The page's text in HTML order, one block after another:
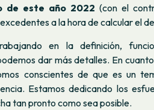
de este año 2022 (con el
a la hora de calcular el
en la definición,
dar más detalles. En
conscientes de que es un
Estamos dedicando los
tan pronto como sea posible.